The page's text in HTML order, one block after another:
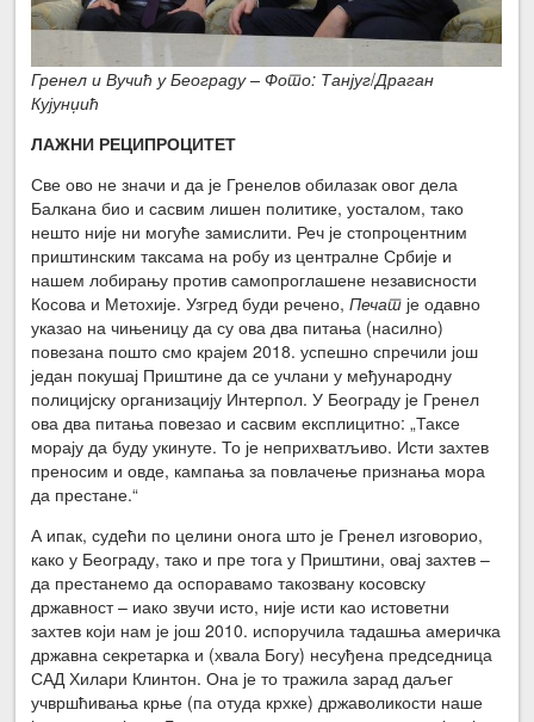
Гренел и Вучић у Београду – Фото: Танјуг/Драган
Кујунџић
ЛАЖНИ РЕЦИПРОЦИТЕТ
Све ово не значи и да је Гренелов обилазак овог дела
Балкана био и сасвим лишен политике, уосталом, тако
нешто није ни могуће замислити. Реч је стопроцентним
приштинским таксама на робу из централне Србије и
нашем лобирању против самопроглашене независности
Косова и Метохије. Узгред буди речено,Печат је одавно
указао на чињеницу да су ова два питања (насилно)
повезана пошто смо крајем 2018. успешно спречили још
један покушај Приштине да се учлани у међународну
полицијску организацију Интерпол. У Београду је Гренел
ова два питања повезао и сасвим експлицитно: „Таксе
морају да буду укинуте. То је неприхватљиво. Исти захтев
преносим и овде, кампања за повлачење признања мора
да престане.“
А ипак, судећи по целини онога што је Гренел изговорио,
како у Београду, тако и пре тога у Приштини, овај захтев –
да престанемо да оспоравамо такозвану косовску
државност – иако звучи исто, није исти као истоветни
захтев који нам је још 2010. испоручила тадашња америчка
државна секретарка и (хвала Богу) несуђена председница
САД Хилари Клинтон. Она је то тражила зарад даљег
учвршћивања крње (па отуда крхке) државоликости наше